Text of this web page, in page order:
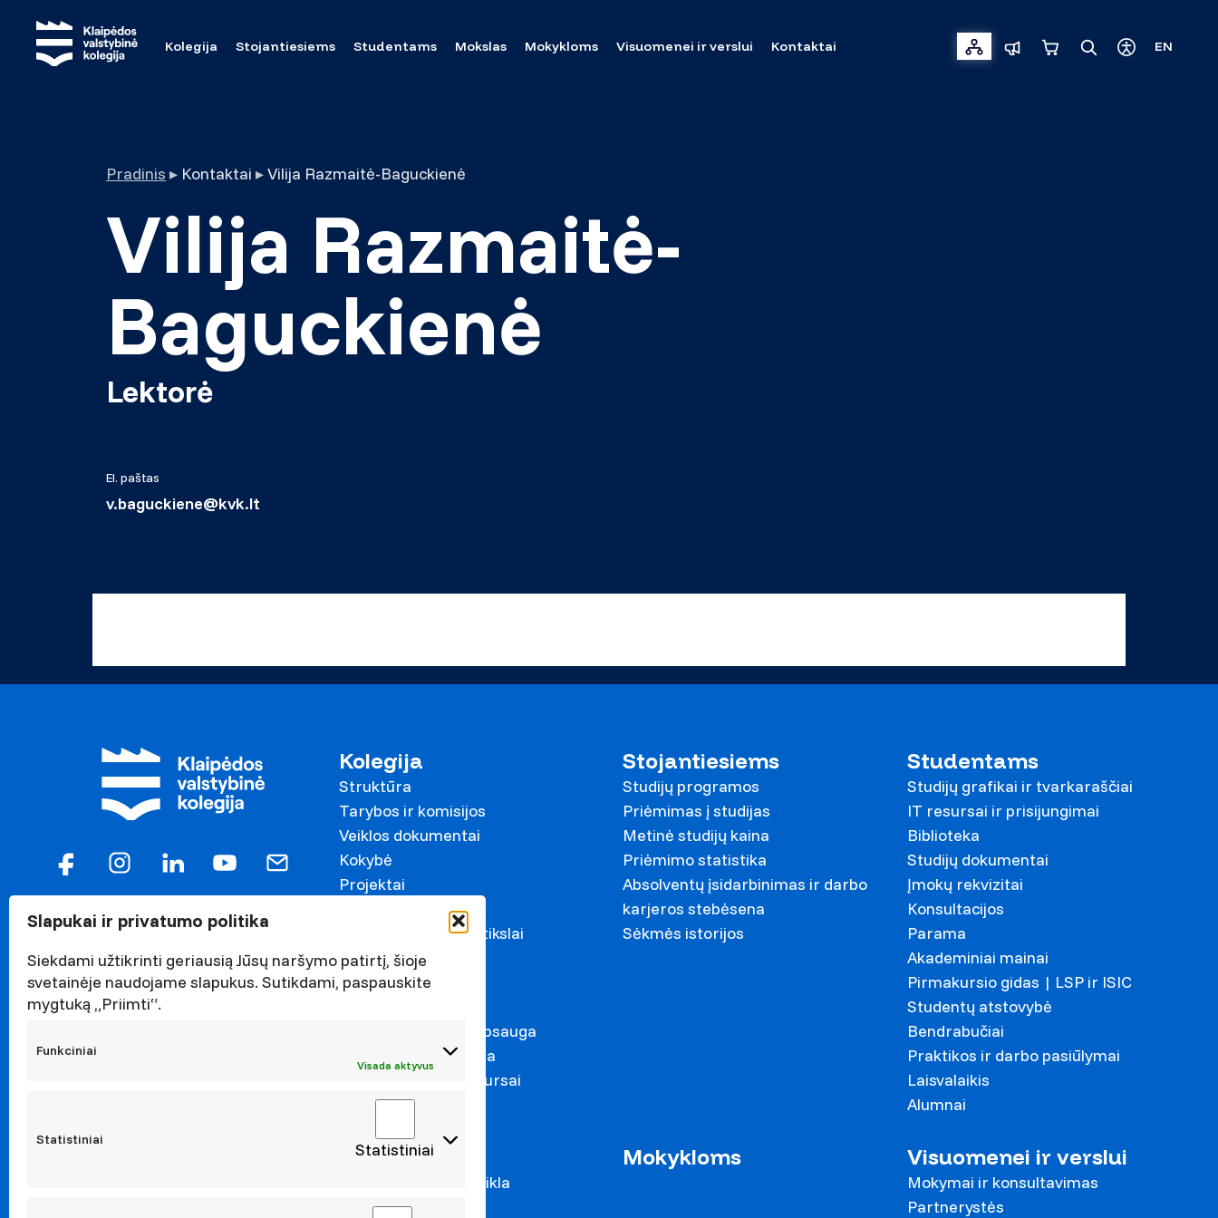
Slapukai ir privatumo politika
Siekdami užtikrinti geriausią Jūsų naršymo patirtį, šioje
svetainėje naudojame slapukus. Sutikdami, paspauskite
mygtuką „Priimti“.
Funkciniai
Visada aktyvus
Statistiniai Statistiniai
Kolegija Stojantiesiems Studentams Mokslas Mokykloms Visuomenei ir verslui Kontaktai EN
Pradinis ▸ Kontaktai ▸Vilija Razmaitė-Baguckienė
Vilija Razmaitė-
Baguckienė
Lektorė
El. paštas
v.baguckiene@kvk.lt
Kolegija
Struktūra
Tarybos ir komisijos
Veiklos dokumentai
Kokybė
Projektai
Darnaus vystymosi tikslai
Naujienos
Renginiai
Asmens duomenų apsauga
Korupcijos prevencija
Atestavimas ir konkursai
Stojantiesiems
Studijų programos
Priėmimas į studijas
Metinė studijų kaina
Priėmimo statistika
Absolventų įsidarbinimas ir darbo
karjeros stebėsena
Sėkmės istorijos
Studentams
Studijų grafikai ir tvarkaraščiai
IT resursai ir prisijungimai
Biblioteka
Studijų dokumentai
Įmokų rekvizitai
Konsultacijos
Parama
Akademiniai mainai
Pirmakursio gidas | LSP ir ISIC
Studentų atstovybė
Bendrabučiai
Praktikos ir darbo pasiūlymai
Laisvalaikis
Alumnai
Mokslas
Taikomoji mokslo veikla
Leidiniai
Mokykloms Visuomenei ir verslui
Mokymai ir konsultavimas
Partnerystės